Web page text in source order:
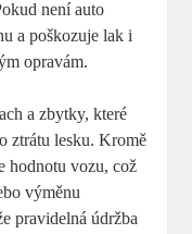
není auto
a poškozuje lak i
opravám.
a zbytky, které
ztrátu lesku. Kromě
hodnotu vozu, což
výměnu
pravidelná údržba